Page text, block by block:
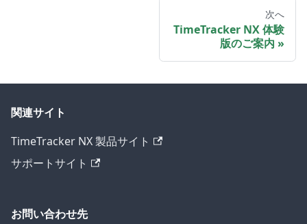
次へ
TimeTracker NX 体験
版のご案内
関連サイト
TimeTracker NX 製品サイト
サポートサイト
お問い合わせ先